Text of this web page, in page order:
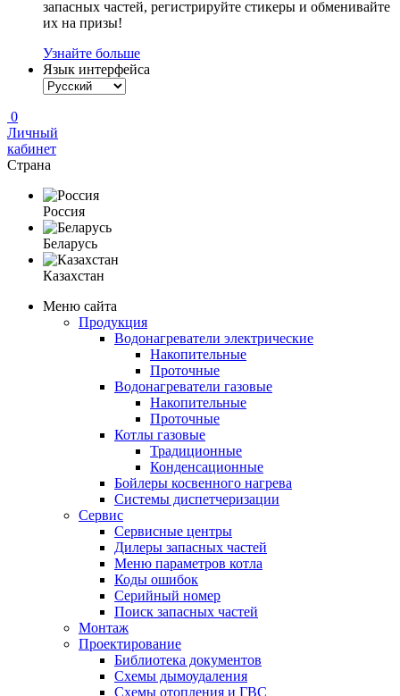
запасных частей, регистрируйте стикеры и обменивайте
их на призы!
Узнайте больше
Язык интерфейса
0
Личный
кабинет
Страна
Россия
Беларусь
Казахстан
Меню сайта
Продукция
Водонагреватели электрические
Накопительные
Проточные
Водонагреватели газовые
Накопительные
Проточные
Котлы газовые
Традиционные
Конденсационные
Бойлеры косвенного нагрева
Системы диспетчеризации
Сервис
Сервисные центры
Дилеры запасных частей
Меню параметров котла
Коды ошибок
Серийный номер
Поиск запасных частей
Монтаж
Проектирование
Библиотека документов
Схемы дымоудаления
Схемы отопления и ГВС